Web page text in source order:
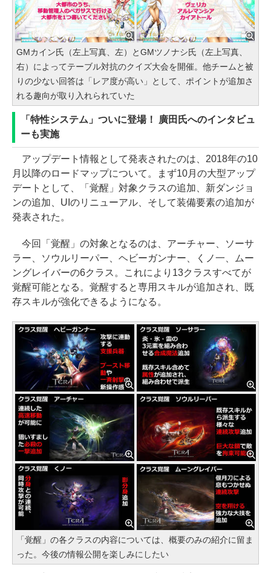
GMカイン氏（左上写真、左）とGMツノナシ氏（左上写真、
右）によってテーブル対抗のクイズ大会を開催。他チームと被
りの少ない回答は「レア度が高い」として、ポイントが追加さ
れる趣向が取り入れられていた
「特性システム」ついに登場！ 廣田氏へのインタビュ
ーも実施
アップデート情報として発表されたのは、2018年の10
月以降のロードマップについて。まず10月の大型アップ
デートとして、「覚醒」対象クラスの追加、新ダンジョ
ンの追加、UIのリニューアル、そして装備要素の追加が
発表された。
今回「覚醒」の対象となるのは、アーチャー、ソーサ
ラー、ソウルリーパー、ヘビーガンナー、くノ一、ムー
ングレイバーの6クラス。これにより13クラスすべてが
覚醒可能となる。覚醒すると専用スキルが追加され、既
存スキルが強化できるようになる。
「覚醒」の各クラスの内容については、概要のみの紹介に留ま
った。今後の情報公開を楽しみにしたい